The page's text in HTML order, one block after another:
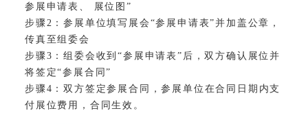
参展申请表、 展位图”
步骤2：参展单位填写展会“参展申请表”并加盖公章，
传真至组委会
步骤3：组委会收到“参展申请表”后，双方确认展位并
将签定“参展合同”
步骤4：双方签定参展合同，参展单位在合同日期内支
付展位费用，合同生效。